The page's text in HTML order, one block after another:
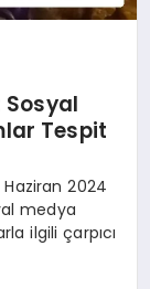
Tespit
Haziran 2024
medya
ilgili çarpıcı